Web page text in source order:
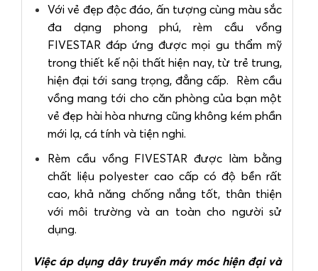
Với vẻ đẹp độc đáo, ấn tượng cùng màu sắc
đa dạng phong phú, rèm cầu vồng
FIVESTAR đáp ứng được mọi gu thẩm mỹ
trong thiết kế nội thất hiện nay, từ trẻ trung,
hiện đại tới sang trọng, đẳng cấp. Rèm cầu
vồng mang tới cho căn phòng của bạn một
vẻ đẹp hài hòa nhưng cũng không kém phần
mới lạ, cá tính và tiện nghi.
Rèm cầu vồng FIVESTAR được làm bằng
chất liệu polyester cao cấp có độ bền rất
cao, khả năng chống nắng tốt, thân thiện
với môi trường và an toàn cho người sử
dụng.
Việc áp dụng dây truyền máy móc hiện đại và